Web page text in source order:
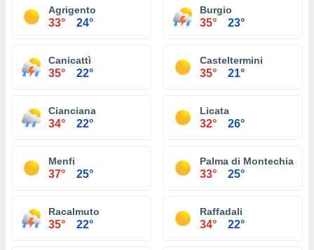
Agrigento
33° 24°
Burgio
35° 23°
Canicattì
35° 22°
Casteltermini
35° 21°
Cianciana
34° 22°
Licata
32° 26°
Menfi
37° 25°
Palma di Montechiaro
33° 25°
Racalmuto
35° 22°
Raffadali
34° 22°